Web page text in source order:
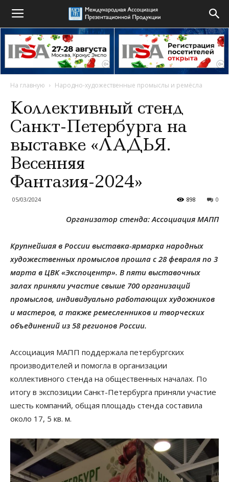
На главную Народно-художественные промыслы и ремёсла
Коллективный стенд
Санкт-Петербурга на
выставке «ЛАДЬЯ.
Весенняя
Фантазия-2024»
05/03/2024 0
898
Организатор стенда: Ассоциация МАПП
Крупнейшая в России выставка-ярмарка народных
художественных промыслов прошла с 28 февраля по 3
марта в ЦВК «Экспоцентр». В пяти выставочных
залах приняли участие свыше 700 организаций
промыслов, индивидуально работающих художников
и мастеров, а также ремесленников и творческих
объединений из 58 регионов России.
Ассоциация МАПП поддержала петербургских
производителей и помогла в организации
коллективного стенда на общественных началах. По
итогу в экспозиции Санкт-Петербурга приняли участие
шесть компаний, общая площадь стенда составила
около 17, 5 кв. м.